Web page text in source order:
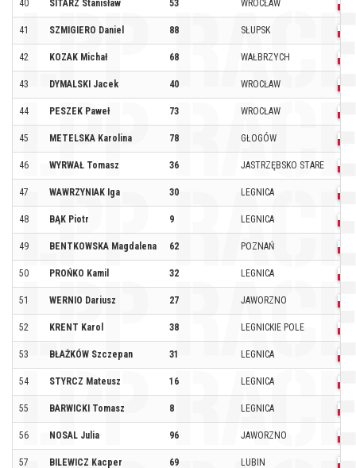
40 SITARZ Stanisław 53 WROCŁAW
41 SZMIGIERO Daniel 88 SŁUPSK
42 KOZAK Michał 68 WAŁBRZYCH
43 DYMALSKI Jacek 40 WROCŁAW
44 PESZEK Paweł 73 WROCŁAW
45 METELSKA Karolina 78 GŁOGÓW
46 WYRWAŁ Tomasz 36 JASTRZĘBSKO STARE
47 WAWRZYNIAK Iga 30 LEGNICA
48 BĄK Piotr 9 LEGNICA
49 BENTKOWSKA Magdalena 62 POZNAŃ
50 PROŃKO Kamil 32 LEGNICA
51 WERNIO Dariusz 27 JAWORZNO
52 KRENT Karol 38 LEGNICKIE POLE
53 BŁAŻKÓW Szczepan 31 LEGNICA
54 STYRCZ Mateusz 16 LEGNICA
55 BARWICKI Tomasz 8 LEGNICA
56 NOSAL Julia 96 JAWORZNO
57 BILEWICZ Kacper 69 LUBIN